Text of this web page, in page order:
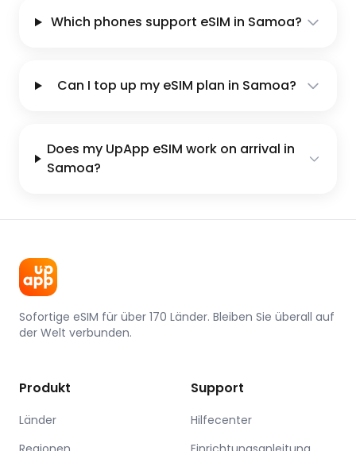
Which phones support eSIM in Samoa?
Can I top up my eSIM plan in Samoa?
Does my UpApp eSIM work on arrival in
Samoa?
Sofortige eSIM für über 170 Länder. Bleiben Sie überall auf
der Welt verbunden.
Produkt
Länder
Support
Hilfecenter